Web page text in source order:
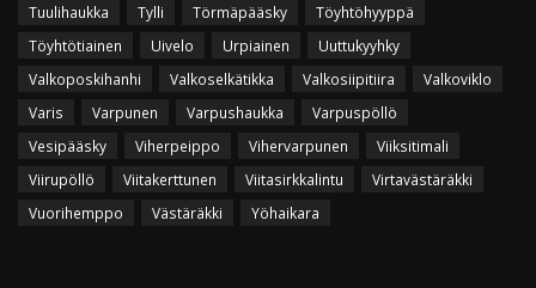
Tuulihaukka
Tylli Törmäpääsky
Töyhtöhyyppä
Töyhtötiainen
Uivelo Urpiainen
Uuttukyyhky
Valkoposkihanhi
Valkoselkätikka Valkosiipitiira
Valkoviklo
Varis
Varpunen Varpushaukka
Varpuspöllö
Vesipääsky
Viherpeippo Vihervarpunen
Viiksitimali
Viirupöllö
Viitakerttunen Viitasirkkalintu
Virtavästäräkki
Vuorihemppo
Västäräkki Yöhaikara